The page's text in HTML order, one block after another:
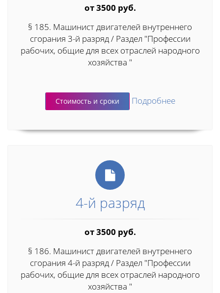
от 3500 руб.
§ 185. Машинист двигателей внутреннего
сгорания 3-й разряд / Раздел "Профессии
рабочих, общие для всех отраслей народного
хозяйства "
Стоимость и сроки Подробнее
4-й разряд
от 3500 руб.
§ 186. Машинист двигателей внутреннего
сгорания 4-й разряд / Раздел "Профессии
рабочих, общие для всех отраслей народного
хозяйства "